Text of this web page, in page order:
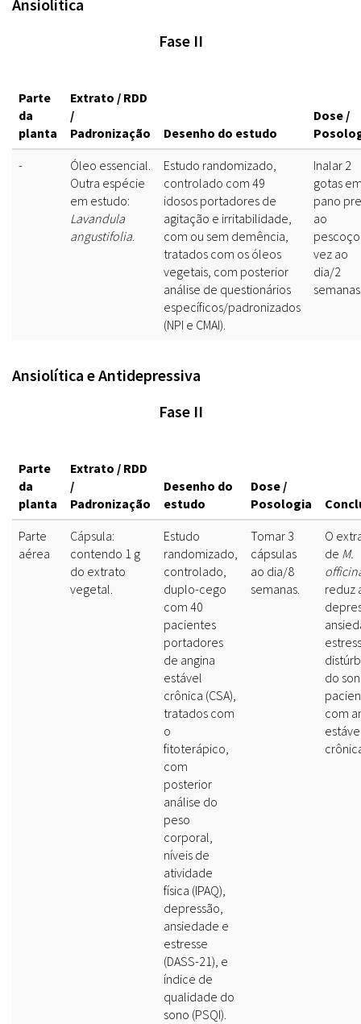
Ansiolítica
Fase II
Parte
da
planta
Extrato / RDD
/
Padronização
Desenho do estudo
Dose /
-
Óleo essencial.
Outra espécie
em estudo:
Lavandula
angustifolia.
Estudo randomizado,
controlado com 49
idosos portadores de
agitação e irritabilidade,
com ou sem demência,
tratados com os óleos
vegetais, com posterior
análise de questionários
específicos/padronizados
(NPI e CMAI).
Inalar 2
gotas
pano
ao
vez ao
dia/2
Ansiolítica e Antidepressiva
Fase II
Parte
da
planta
Extrato / RDD
/
Padronização
Desenho do
estudo
Dose /
Posologia
Parte
aérea
Cápsula:
contendo 1 g
do extrato
vegetal.
Estudo
randomizado,
controlado,
duplo-cego
com 40
pacientes
portadores
de angina
estável
crônica (CSA),
tratados com
o
fitoterápico,
com
posterior
análise do
peso
corporal,
níveis de
atividade
física (IPAQ),
depressão,
ansiedade e
estresse
(DASS-21), e
índice de
qualidade do
sono (PSQI).
Tomar 3
cápsulas
ao dia/8
semanas.
O
de M.
reduz
do
com